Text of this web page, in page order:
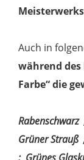
Auch in
während des
Farbe“ die
Grüner